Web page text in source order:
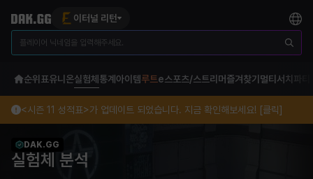
이터널 리턴
순위표유니온실험체 통계 아이템루트e스포츠/스트리머 즐겨찾기 멀티서치 파티
<시즌 11 성적표>가 업데이트 되었습니다. 지금 확인해보세요! [클릭]
DAK.GG
실험체 분석